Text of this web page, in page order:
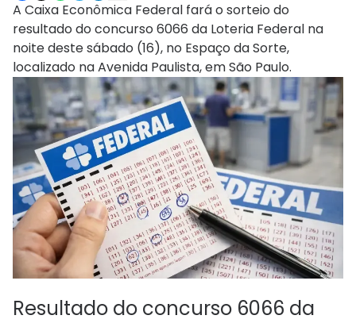
A Caixa Econômica Federal fará o sorteio do
resultado do concurso 6066 da Loteria Federal na
noite deste sábado (16), no Espaço da Sorte,
localizado na Avenida Paulista, em São Paulo.
Resultado do concurso 6066 da